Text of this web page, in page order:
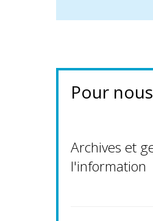
Pour
Archives et
l'information